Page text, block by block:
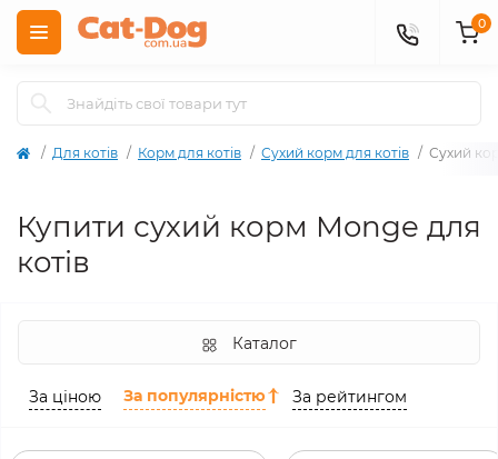
0
Для котів Корм для котів Сухий корм для котів Сухий
Купити сухий корм Monge для
котів
Каталог
За ціною За популярністю За рейтингом